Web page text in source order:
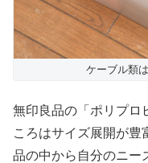
ケーブル類
無印良品の「ポリプロ
ころはサイズ展開が豊
品の中から自分のニー